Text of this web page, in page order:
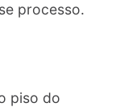
processo.
piso do